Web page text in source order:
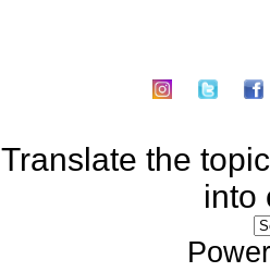
Translate the topic
into